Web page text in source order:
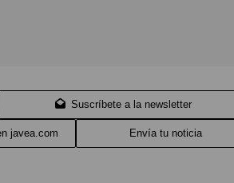
Suscríbete a la newsletter
javea.com Envía tu noticia